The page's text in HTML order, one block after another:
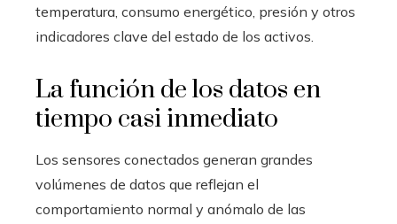
temperatura, consumo energético, presión y otros
indicadores clave del estado de los activos.
La función de los datos en
tiempo casi inmediato
Los sensores conectados generan grandes
volúmenes de datos que reflejan el
comportamiento normal y anómalo de las